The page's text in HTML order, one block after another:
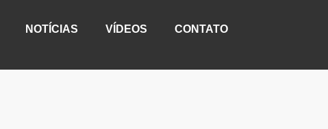
NOTÍCIAS VÍDEOS CONTATO